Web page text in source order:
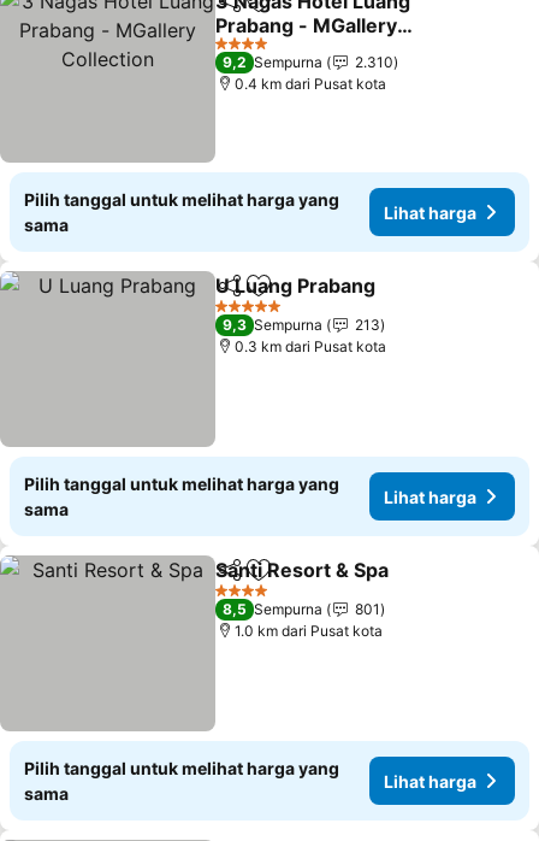
BagikanTambahkan ke favorit
Prabang - MGallery
Collection
Lihat harga
4 Bintang
9,2 Sempurna
2.310
0.4 km dari Pusat kota
Pilih tanggal untuk melihat harga yang
sama
Lihat harga
BagikanTambahkan ke favorit
U Luang Prabang
5 Bintang
9,3 Sempurna
213
0.3 km dari Pusat kota
Pilih tanggal untuk melihat harga yang
sama
Lihat harga
BagikanTambahkan ke favorit
Santi Resort & Spa
4 Bintang
8,5 Sempurna
801
1.0 km dari Pusat kota
Pilih tanggal untuk melihat harga yang
sama
Lihat harga